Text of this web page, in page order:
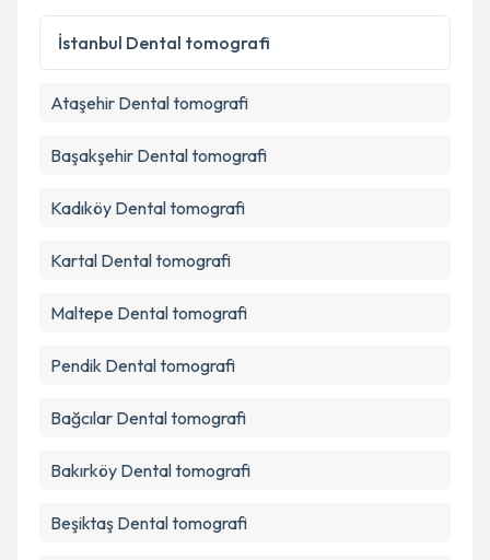
İstanbul Dental tomografi
Ataşehir Dental tomografi
Başakşehir Dental tomografi
Kadıköy Dental tomografi
Kartal Dental tomografi
Maltepe Dental tomografi
Pendik Dental tomografi
Bağcılar Dental tomografi
Bakırköy Dental tomografi
Beşiktaş Dental tomografi